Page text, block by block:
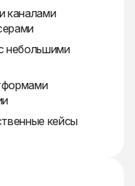
каналами
небольшими
кейсы